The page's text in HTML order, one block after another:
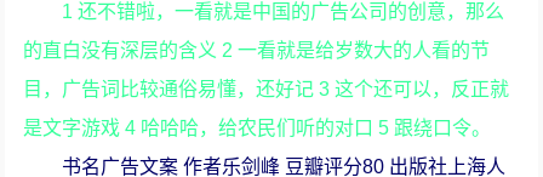
1 还不错啦，一看就是中国的广告公司的创意，那么
的直白没有深层的含义 2 一看就是给岁数大的人看的节
目，广告词比较通俗易懂，还好记 3 这个还可以，反正就
是文字游戏 4 哈哈哈，给农民们听的对口 5 跟绕口令。
书名广告文案 作者乐剑峰 豆瓣评分80 出版社上海人